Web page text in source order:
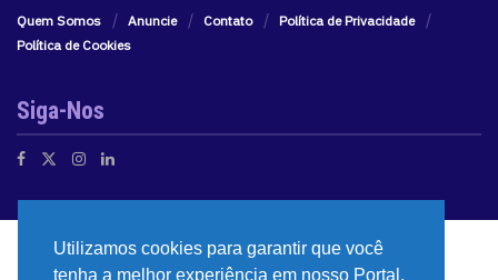
Quem Somos Anuncie Contato
Política de Privacidade
Política de Cookies
Siga-Nos
Utilizamos cookies para garantir que você
tenha a melhor experiência em nosso Portal.